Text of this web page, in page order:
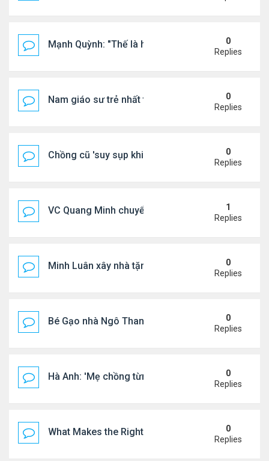
Mạnh Quỳnh: "Thế là hết"
0
Replies
Nam giáo sư trẻ nhất thế giới ở tuổi 18
0
Replies
Chồng cũ 'suy sụp khi biết tin Nicole Kidman có
0
Replies
VC Quang Minh chuyển về tổ ấm
1
Replies
Minh Luân xây nhà tặng cha mẹ
0
Replies
Bé Gạo nhà Ngô Thanh Vân dễ thương trong tiệc
0
Replies
Hà Anh: 'Mẹ chồng từng ngạc nhiên vì tôi luôn trả
0
Replies
What Makes the Right Retail POS Matter?0
Replies